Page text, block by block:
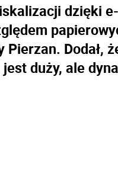
dzięki e-
Dodał,
duży, ale